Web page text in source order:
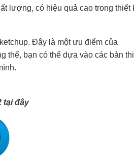
lượng, có hiệu quả cao trong thiết
Đây là một ưu điểm của
thế, bạn có thể dựa vào các bản
tại đây